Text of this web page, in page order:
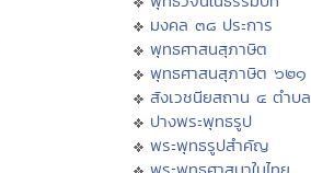
มงคล ๓๘ ประการ
พุทธศาสนสุภาษิต
พุทธศาสนสุภาษิต ๖๒๑
สังเวชนียสถาน ๔ ตำบล
ปางพระพุทธรูป
พระพุทธรูปสำคัญ